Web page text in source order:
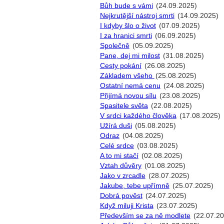
Bůh bude s vámi (24.09.2025)
Nejkrutější nástroj smrti (14.09.2025)
I kdyby šlo o život (07.09.2025)
I za hranici smrti (06.09.2025)
Společně (05.09.2025)
Pane, dej mi milost (31.08.2025)
Cesty pokání (26.08.2025)
Základem všeho (25.08.2025)
Ostatní nemá cenu (24.08.2025)
Přijímá novou sílu (23.08.2025)
Spasitele světa (22.08.2025)
V srdci každého člověka (17.08.2025)
Užírá duši (05.08.2025)
Odraz (04.08.2025)
Celé srdce (03.08.2025)
A to mi stačí (02.08.2025)
Vztah důvěry (01.08.2025)
Jako v zrcadle (28.07.2025)
Jakube, tebe upřímně (25.07.2025)
Dobrá pověst (24.07.2025)
Když miluji Krista (23.07.2025)
Především se za ně modlete